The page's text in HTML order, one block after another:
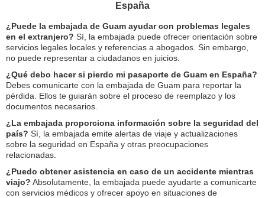
España
¿Puede la embajada de Guam ayudar con problemas legales
en el extranjero? Sí, la embajada puede ofrecer orientación sobre
servicios legales locales y referencias a abogados. Sin embargo,
no puede representar a ciudadanos en juicios.
¿Qué debo hacer si pierdo mi pasaporte de Guam en España?
Debes comunicarte con la embajada de Guam para reportar la
pérdida. Ellos te guiarán sobre el proceso de reemplazo y los
documentos necesarios.
¿La embajada proporciona información sobre la seguridad del
país? Sí, la embajada emite alertas de viaje y actualizaciones
sobre la seguridad en España y otras preocupaciones
relacionadas.
¿Puedo obtener asistencia en caso de un accidente mientras
viajo? Absolutamente, la embajada puede ayudarte a comunicarte
con servicios médicos y ofrecer apoyo en situaciones de